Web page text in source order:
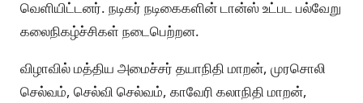
வெளியிட்டனர். நடிகர் நடிகைகளின் டான்ஸ் உட்பட பல்வேறு
கலைநிகழ்ச்சிகள் நடைபெற்றன.
விழாவில் மத்திய அமைச்சர் தயாநிதி மாறன், முரசொலி
செல்வம், செல்வி செல்வம், காவேரி கலாநிதி மாறன்,